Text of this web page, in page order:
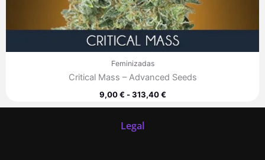
Feminizadas
Critical Mass – Advanced Seeds
9,00€ - 313,40€
Legal